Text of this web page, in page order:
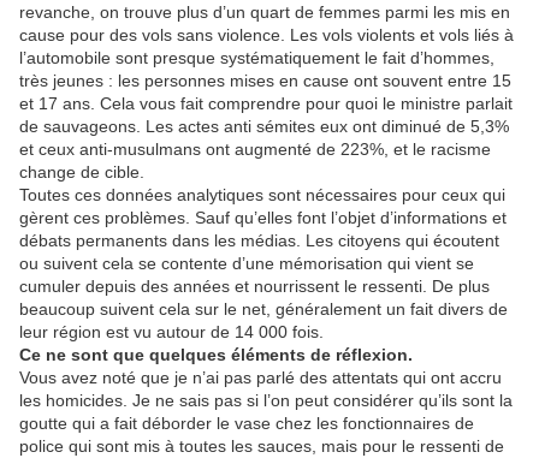
revanche, on trouve plus d’un quart de femmes parmi les mis en
cause pour des vols sans violence. Les vols violents et vols liés à
l’automobile sont presque systématiquement le fait d’hommes,
très jeunes : les personnes mises en cause ont souvent entre 15
et 17 ans. Cela vous fait comprendre pour quoi le ministre parlait
de sauvageons. Les actes anti sémites eux ont diminué de 5,3%
et ceux anti-musulmans ont augmenté de 223%, et le racisme
change de cible.
Toutes ces données analytiques sont nécessaires pour ceux qui
gèrent ces problèmes. Sauf qu’elles font l’objet d’informations et
débats permanents dans les médias. Les citoyens qui écoutent
ou suivent cela se contente d’une mémorisation qui vient se
cumuler depuis des années et nourrissent le ressenti. De plus
beaucoup suivent cela sur le net, généralement un fait divers de
leur région est vu autour de 14 000 fois.
Ce ne sont que quelques éléments de réflexion.
Vous avez noté que je n’ai pas parlé des attentats qui ont accru
les homicides. Je ne sais pas si l’on peut considérer qu’ils sont la
goutte qui a fait déborder le vase chez les fonctionnaires de
police qui sont mis à toutes les sauces, mais pour le ressenti de